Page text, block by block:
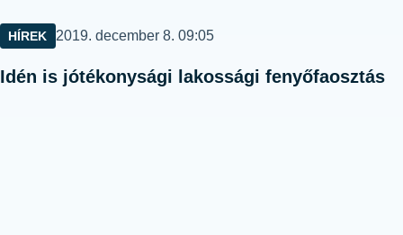
HÍREK Közzétéve:
2019. december 8. 09:05
Idén is jótékonysági lakossági fenyőfaosztás